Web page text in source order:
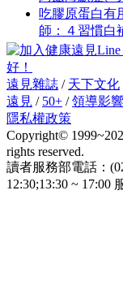
吃膠原蛋白有
師：４習慣白
好！
遠見雜誌 / 天下文化
遠見 / 50+ /領導影
隱私權政策
Copyright©
rights reserved.
讀者服務部電話：
12:30;13:30 ~ 17:00